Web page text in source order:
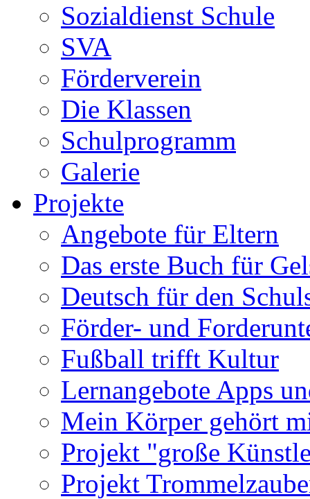
Sozialdienst Schule
SVA
Förderverein
Die Klassen
Schulprogramm
Galerie
Projekte
Angebote für Eltern
Das erste Buch für
Deutsch für den
Förder- und
Fußball trifft Kultur
Lernangebote Apps
Mein Körper gehört
Projekt "große
Projekt